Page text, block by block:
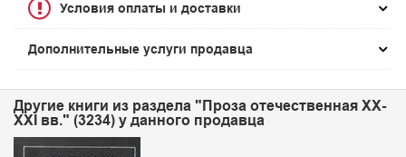
Условия оплаты и доставки
Дополнительные услуги продавца
Другие книги из раздела "Проза отечественная XX-
XXI вв." (3234) у данного продавца